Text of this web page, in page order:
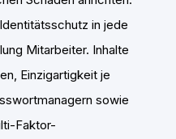
in jede
Mitarbeiter. Inhalte
Einzigartigkeit je
sowie
Faktor-